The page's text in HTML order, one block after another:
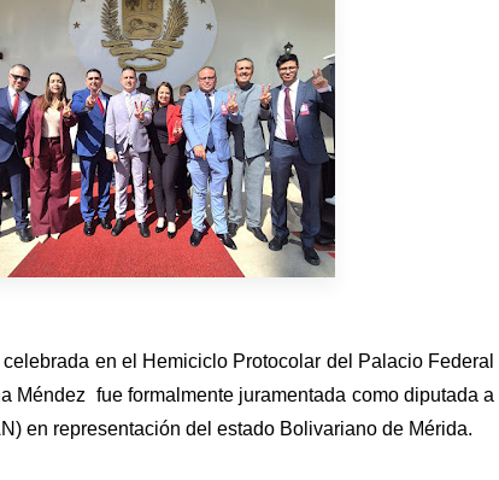
en el Hemiciclo Protocolar del Palacio Federal
Méndez fue formalmente juramentada como diputada a
en representación del estado Bolivariano de Mérida.